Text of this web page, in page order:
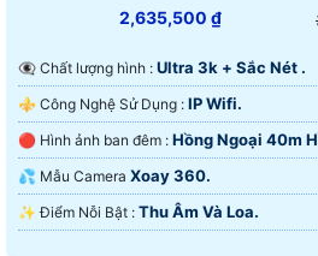
2,635,500 ₫
👁️‍🗨 Chất lượng hình : Ultra 3k + Sắc Nét .
⚜️ Công Nghệ Sử Dụng : IP Wifi.
🔴 Hình ảnh ban đêm : Hồng Ngoại 40m
💦 Mẫu Camera Xoay 360.
️✨ Điểm Nỗi Bật : Thu Âm Và Loa.